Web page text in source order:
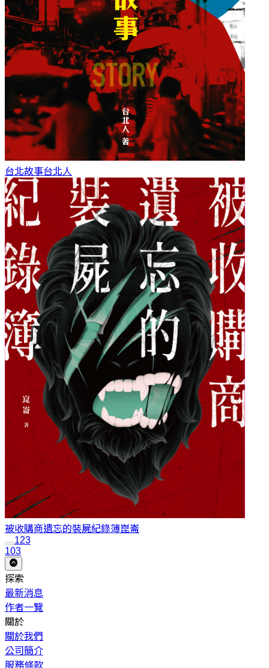
台北故事台北人
被收購商遺忘的裝屍紀錄簿崑崙
123
103
探索
最新消息
作者一覽
關於
關於我們
公司簡介
服務條款